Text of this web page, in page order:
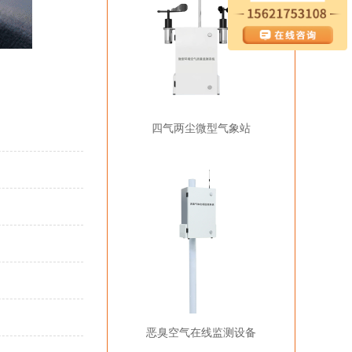
四气两尘微型气象站
恶臭空气在线监测设备